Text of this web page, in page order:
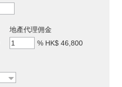
地產代理佣金
% HK$ 46,800